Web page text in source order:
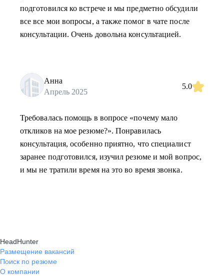
подготовился ко встрече и мы предметно обсудили
все все мои вопросы, а также помог в чате после
консультации. Очень довольна консультацией.
Анна
Апрель 2025
5.0
Требовалась помощь в вопросе «почему мало
откликов на мое резюме?». Понравилась
консультация, особенно приятно, что специалист
заранее подготовился, изучил резюме и мой вопрос,
и мы не тратили время на это во время звонка.
HeadHunter
Размещение вакансий
Поиск по резюме
О компании